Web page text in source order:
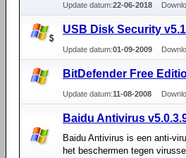
Update datum:22-06-2018
USB Disk Security
Update datum:01-09-2009
BitDefender Free
Update datum:11-08-2008
Baidu Antivirus
Baidu Antivirus is een anti-
het beschermen tegen